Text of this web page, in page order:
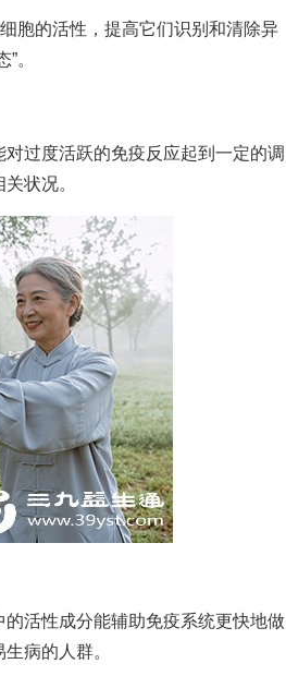
的活性，提高它们识别和清除异
。
过度活跃的免疫反应起到一定的调
状况。
活性成分能辅助免疫系统更快地做
病的人群。